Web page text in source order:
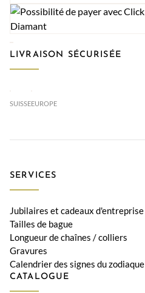
LIVRAISON SÉCURISÉE
SUISSEEUROPE
SERVICES
Jubilaires et cadeaux d'entreprise
Tailles de bague
Longueur de chaînes / colliers
Gravures
Calendrier des signes du zodiaque
CATALOGUE